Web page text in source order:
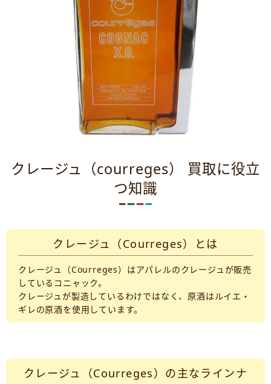
クレージュ（courreges） 買取に役立
つ知識
クレージュ（Courreges）とは
クレージュ（Courreges）はアパレルのクレージュが販売
しているコニャック。
クレージュが製造しているわけではなく、原酒はルイエ・
ギレの原酒を使用しています。
クレージュ（Courreges）の主なラインナ